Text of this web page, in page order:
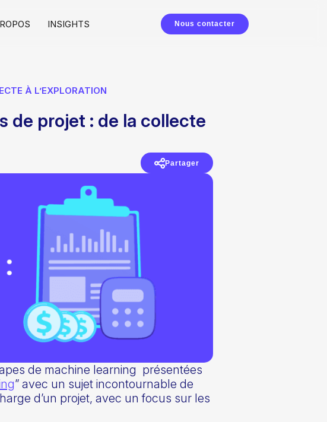
INSIGHTS Nous contacter
À L’EXPLORATION
de projet : de la collecte
Partager
de machine learning présentées
” avec un sujet incontournable de
d’un projet, avec un focus sur les